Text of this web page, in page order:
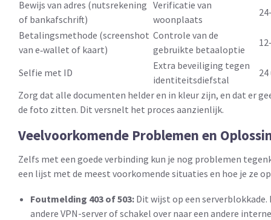
Bewijs van adres (nutsrekening
of bankafschrift)
Verificatie van
woonplaats
Betalingsmethode (screenshot
van e‑wallet of kaart)
Controle van de
gebruikte betaaloptie
Selfie met ID
Extra beveiliging tegen
identiteitsdiefstal
Zorg dat alle documenten helder en in kleur zijn, en dat er
de foto zitten. Dit versnelt het proces aanzienlijk.
Veelvoorkomende Problemen en
Zelfs met een goede verbinding kun je nog problemen
een lijst met de meest voorkomende situaties en hoe je ze
Foutmelding 403 of 503: Dit wijst op een serverblokkade.
andere VPN-server of schakel over naar een andere